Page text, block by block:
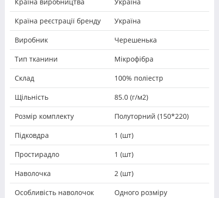
Країна реєстрації бренду Україна
Виробник Черешенька
Тип тканини Мікрофібра
Склад 100% поліестр
Щільність 85.0 (г/м2)
Розмір комплекту Полуторний (150*220)
Підковдра 1 (шт)
Простирадло 1 (шт)
Наволочка 2 (шт)
Особливість наволочок Одного розміру